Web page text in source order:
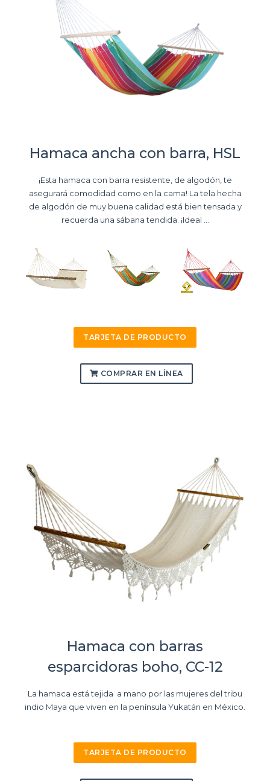
Hamaca ancha con barra, HSL
¡Esta hamaca con barra resistente, de algodón, te
asegurará comodidad como en la cama! La tela hecha
de algodón de muy buena calidad está bien tensada y
recuerda una sábana tendida. ¡Ideal ...
TARJETA DE PRODUCTO
COMPRAR EN LÍNEA
Hamaca con barras
esparcidoras boho, CC-12
La hamaca está tejida a mano por las mujeres del tribu
indio Maya que viven en la península Yukatán en México.
TARJETA DE PRODUCTO